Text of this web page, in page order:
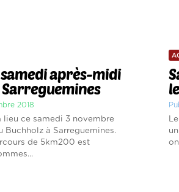
après-midi
2018
lieu ce samedi 3 novembre
Buchholz à Sarreguemines.
de 5km200 est